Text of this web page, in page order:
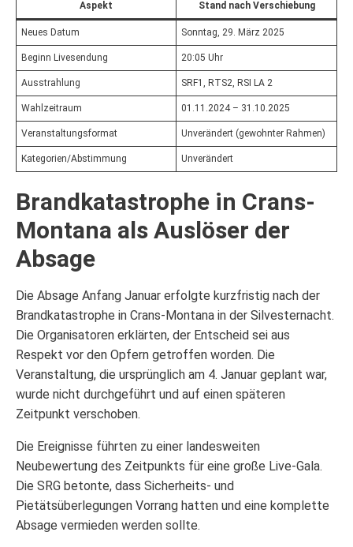
Aspekt Stand nach Verschiebung
Neues Datum Sonntag, 29. März 2025
Beginn Livesendung 20:05 Uhr
Ausstrahlung SRF1, RTS2, RSI LA 2
Wahlzeitraum 01.11.2024 – 31.10.2025
Veranstaltungsformat Unverändert (gewohnter Rahmen)
Kategorien/Abstimmung Unverändert
Brandkatastrophe in Crans-
Montana als Auslöser der
Absage
Die Absage Anfang Januar erfolgte kurzfristig nach der
Brandkatastrophe in Crans-Montana in der Silvesternacht.
Die Organisatoren erklärten, der Entscheid sei aus
Respekt vor den Opfern getroffen worden. Die
Veranstaltung, die ursprünglich am 4. Januar geplant war,
wurde nicht durchgeführt und auf einen späteren
Zeitpunkt verschoben.
Die Ereignisse führten zu einer landesweiten
Neubewertung des Zeitpunkts für eine große Live-Gala.
Die SRG betonte, dass Sicherheits- und
Pietätsüberlegungen Vorrang hatten und eine komplette
Absage vermieden werden sollte.